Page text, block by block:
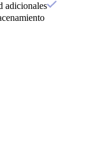
adicionales